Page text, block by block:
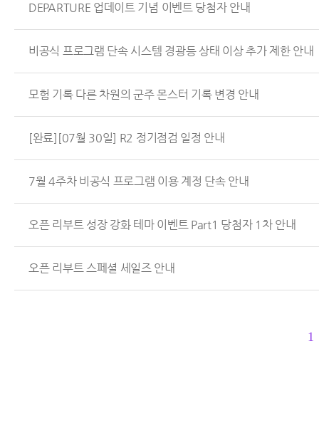
DEPARTURE 업데이트 기념 이벤트 당첨자 안내
비공식 프로그램 단속 시스템 경광등 상태 이상 추가 제한 안내
모험 기록 다른 차원의 군주 몬스터 기록 변경 안내
[완료][07월 30일] R2 정기점검 일정 안내
7월 4주차 비공식 프로그램 이용 계정 단속 안내
오픈 리부트 성장 강화 테마 이벤트 Part1 당첨자 1차 안내
오픈 리부트 스페셜 세일즈 안내
1